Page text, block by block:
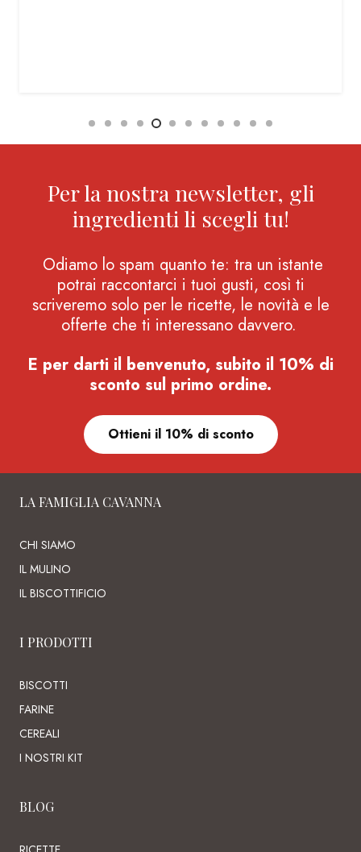
Per la nostra newsletter, gli
ingredienti li scegli tu!
Odiamo lo spam quanto te: tra un istante
potrai raccontarci i tuoi gusti, così ti
scriveremo solo per le ricette, le novità e le
offerte che ti interessano davvero.
E per darti il benvenuto, subito il 10% di
sconto sul primo ordine.
Ottieni il 10% di sconto
LA FAMIGLIA CAVANNA
CHI SIAMO
IL MULINO
IL BISCOTTIFICIO
I PRODOTTI
BISCOTTI
FARINE
CEREALI
I NOSTRI KIT
BLOG